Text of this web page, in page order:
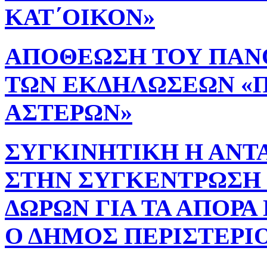
ΚΑΤ΄ΟΙΚΟΝ»
ΑΠΟΘΕΩΣΗ ΤΟΥ
ΤΩΝ ΕΚΔΗΛΩΣΕΩΝ
ΑΣΤΕΡΩΝ»
ΣΥΓΚΙΝΗΤΙΚΗ Η
ΣΤΗΝ ΣΥΓΚΕΝΤΡΩΣΗ
ΔΩΡΩΝ ΓΙΑ ΤΑ ΑΠΟΡΑ
Ο ΔΗΜΟΣ